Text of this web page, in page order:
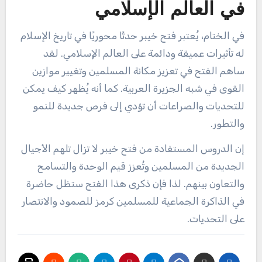
في العالم الإسلامي
في الختام، يُعتبر فتح خيبر حدثًا محوريًا في تاريخ الإسلام
له تأثيرات عميقة ودائمة على العالم الإسلامي. لقد
ساهم الفتح في تعزيز مكانة المسلمين وتغيير موازين
القوى في شبه الجزيرة العربية. كما أنه يُظهر كيف يمكن
للتحديات والصراعات أن تؤدي إلى فرص جديدة للنمو
والتطور.
إن الدروس المستفادة من فتح خيبر لا تزال تلهم الأجيال
الجديدة من المسلمين وتُعزز قيم الوحدة والتسامح
والتعاون بينهم. لذا فإن ذكرى هذا الفتح ستظل حاضرة
في الذاكرة الجماعية للمسلمين كرمز للصمود والانتصار
على التحديات.